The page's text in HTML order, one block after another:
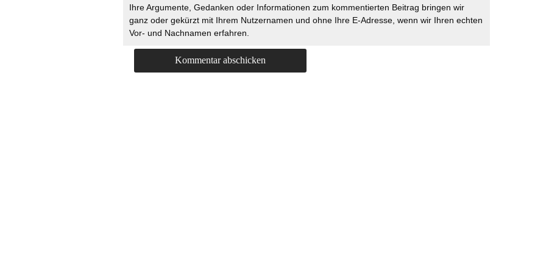
Ihre Argumente, Gedanken oder Informationen zum kommentierten Beitrag bringen wir
ganz oder gekürzt mit Ihrem Nutzernamen und ohne Ihre E-Adresse, wenn wir Ihren echten
Vor- und Nachnamen erfahren.